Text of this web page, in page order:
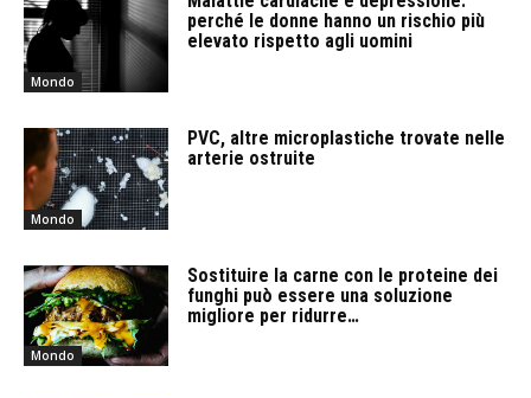
Mondo
perché le donne hanno un rischio più
elevato rispetto agli uomini
Mondo
PVC, altre microplastiche trovate nelle
arterie ostruite
Mondo
Sostituire la carne con le proteine ​​dei
funghi può essere una soluzione
migliore per ridurre…